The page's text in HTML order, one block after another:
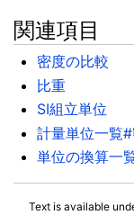
関連項目
密度の比較
比重
SI組立単位
計量単位一覧
単位の換算一
Text is available